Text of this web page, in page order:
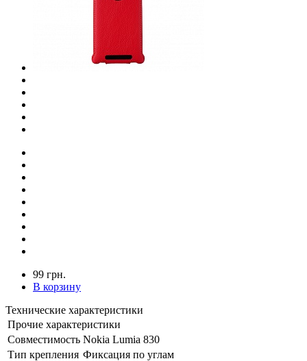
99 грн.
В корзину
Технические характеристики
Прочие характеристики
Совместимость Nokia Lumia 830
Тип крепления Фиксация по углам